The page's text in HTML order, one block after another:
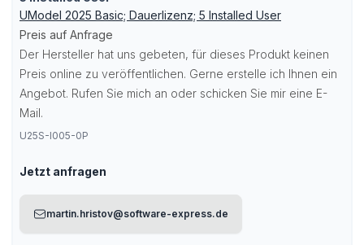
UModel 2025 Basic; Dauerlizenz; 5 Installed User
Preis auf Anfrage
Der Hersteller hat uns gebeten, für dieses Produkt keinen
Preis online zu veröffentlichen. Gerne erstelle ich Ihnen ein
Angebot. Rufen Sie mich an oder schicken Sie mir eine E-
Mail.
U25S-I005-0P
Jetzt anfragen
martin.hristov@software-express.de